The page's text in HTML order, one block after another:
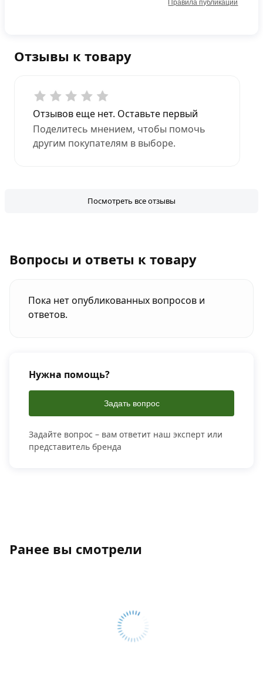
Отзывы к товару
Отзывов еще нет. Оставьте первый
Поделитесь мнением, чтобы помочь
другим покупателям в выборе.
Посмотреть все отзывы
Правила публикации
Вопросы и ответы к товару
Пока нет опубликованных вопросов и
ответов.
Нужна помощь?
Задать вопрос
Задайте вопрос – вам ответит наш эксперт или
представитель бренда
Ранее вы смотрели